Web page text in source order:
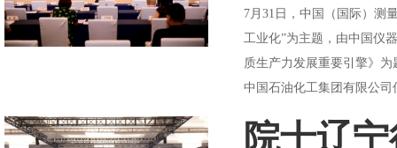
7月31日，中国（国际）测
工业化”为主题，由中国仪
质生产力发展重要引擎》
中国石油化工集团有限公
院士辽